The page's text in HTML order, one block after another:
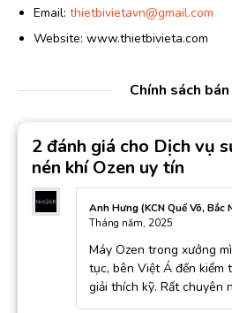
Email: thietbivietavn@gmail.com
Website: www.thietbivieta.com
Chính sách
2 đánh giá cho Dịch vụ
nén khí Ozen uy tín
Anh Hưng (KCN Quế Võ, Bắc
Tháng năm, 2025
Máy Ozen trong xưởng
tục, bên Việt Á đến kiểm
giải thích kỹ. Rất chuyên